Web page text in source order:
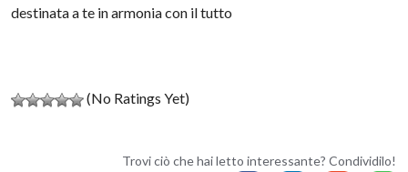
destinata a te in armonia con il tutto
(No Ratings Yet)
Trovi ciò che hai letto interessante? Condividilo!